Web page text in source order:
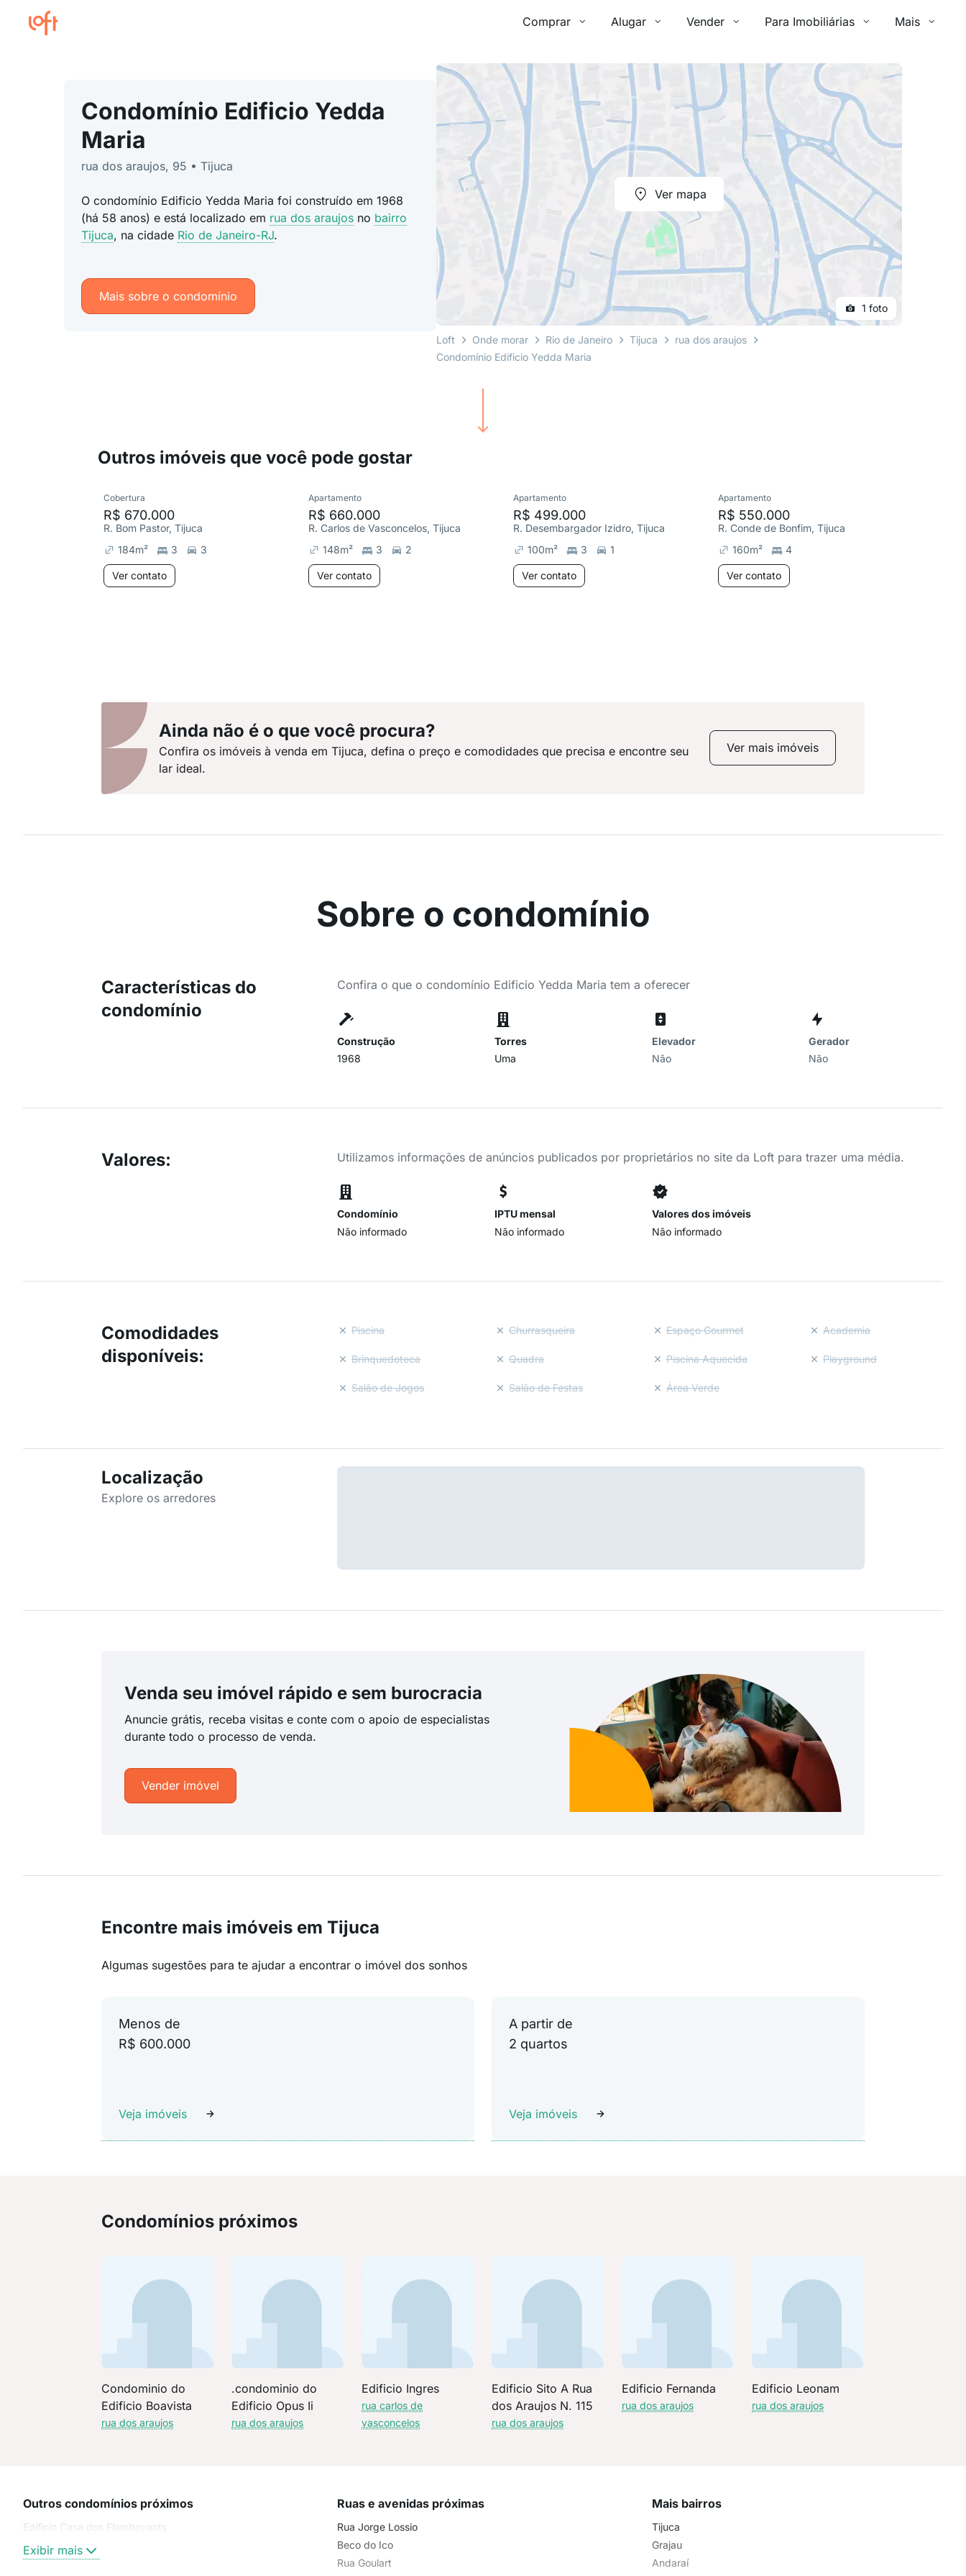
Comprar Alugar Vender Para Imobiliárias Mais
Condomínio Edificio Yedda
Maria
rua dos araujos, 95 • Tijuca
O condomínio Edificio Yedda Maria foi construído em 1968
(há 58 anos) e está localizado em rua dos araujosno bairro
Tijuca, na cidade Rio de Janeiro-RJ.
Mais sobre o condomínio
Ver mapa
1 foto
Loft Onde morar Rio de Janeiro Tijuca
rua dos araujos
Condomínio Edificio Yedda Maria
Outros imóveis que você pode gostar
Cobertura
R$ 670.000
R. Bom Pastor, Tijuca
184m² 3 3
Ver contato
Apartamento
R$ 660.000
R. Carlos de Vasconcelos, Tijuca
148m² 3 2
Ver contato
Apartamento
R$ 499.000
R. Desembargador Izidro, Tijuca
100m² 3 1
Ver contato
Apartamento
R$ 550.000
R. Conde de Bonfim, Tijuca
160m² 4
Ver contato
Ainda não é o que você procura?
Confira os imóveis à venda em Tijuca, defina o preço e comodidades que precisa e encontre seu
lar ideal.
Ver mais imóveis
Sobre o condomínio
Características do
condomínio
Confira o que o condomínio Edificio Yedda Maria tem a oferecer
Construção
1968
Torres
Uma
Elevador
Não
Gerador
Não
Valores: Utilizamos informações de anúncios publicados por proprietários no site da Loft para trazer uma média.
Condomínio
Não informado
IPTU mensal
Não informado
Valores dos imóveis
Não informado
Comodidades
disponíveis:
Piscina Churrasqueira Espaço Gourmet Academia
Brinquedoteca Quadra Piscina Aquecida Playground
Salão de Jogos Salão de Festas Área Verde
Localização
Explore os arredores
Venda seu imóvel rápido e sem burocracia
Anuncie grátis, receba visitas e conte com o apoio de especialistas
durante todo o processo de venda.
Vender imóvel
Encontre mais imóveis em Tijuca
Algumas sugestões para te ajudar a encontrar o imóvel dos sonhos
Menos de
R$ 600.000
Veja imóveis
A partir de
2 quartos
Veja imóveis
Condomínios próximos
Condominio do
Edificio Boavista
rua dos araujos
.condominio do
Edificio Opus Ii
rua dos araujos
Edificio Ingres
rua carlos de
vasconcelos
Edificio Sito A Rua
dos Araujos N. 115
rua dos araujos
Edificio Fernanda
rua dos araujos
Edificio Leonam
rua dos araujos
Outros condomínios próximos
Edificio Casa dos Flamboyants
Exibir mais
Ruas e avenidas próximas
Rua Jorge Lossio
Beco do Ico
Rua Goulart
Mais bairros
Tijuca
Grajau
Andaraí